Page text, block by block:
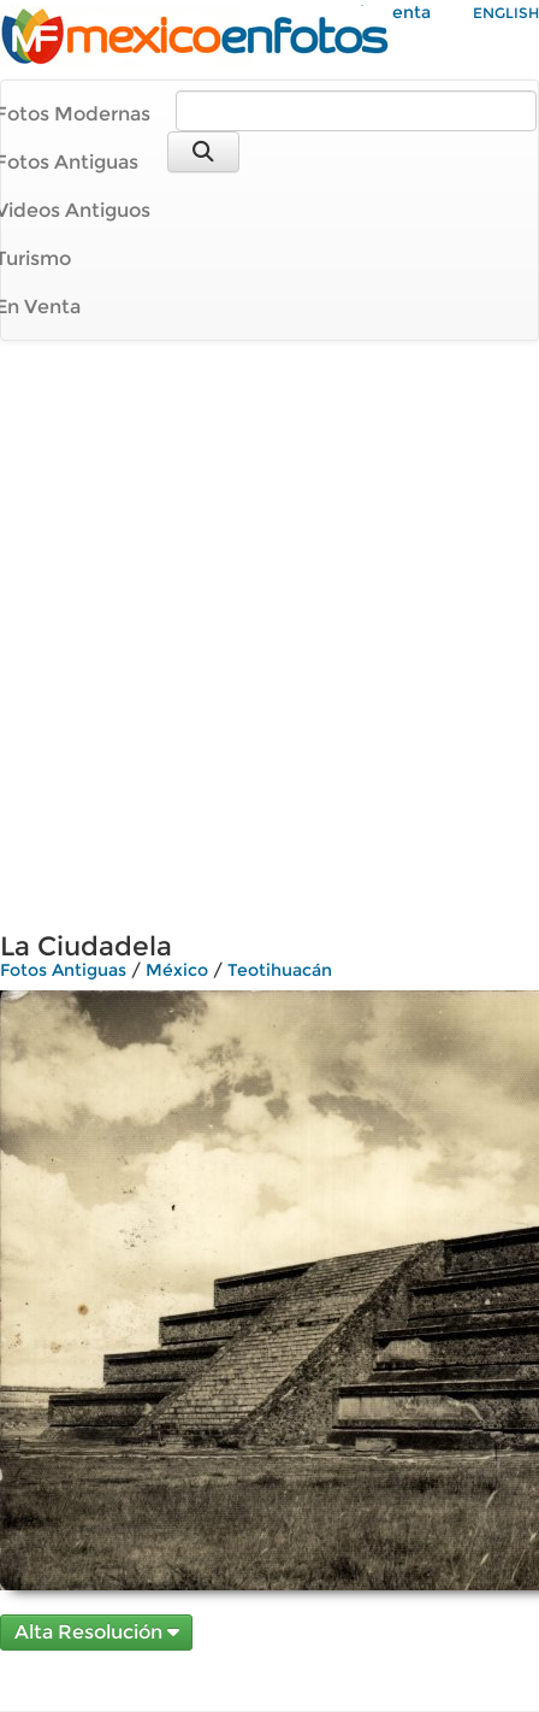
Mi Cuenta ENGLISH
Modernas
Antiguas
Antiguos
Venta
La Ciudadela
Fotos Antiguas / México / Teotihuacán
Alta Resolución